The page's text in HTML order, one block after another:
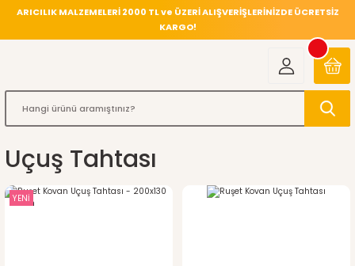
ARICILIK MALZEMELERİ 2000 TL ve ÜZERİ ALIŞVERİŞLERİNİZDE ÜCRETSİZ
KARGO!
Uçuş Tahtası
YENİ